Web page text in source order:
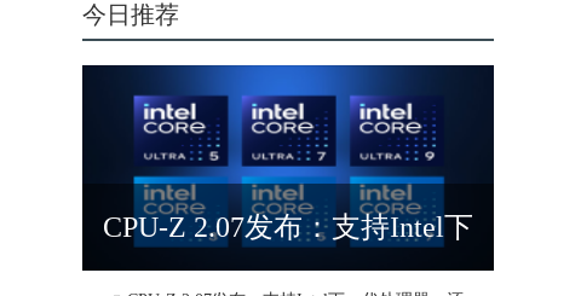
今日推荐
CPU-Z 2.07发布：支持Intel下